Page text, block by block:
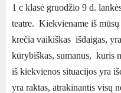
1 c klasė gruodžio 9 d.
teatre. Kiekviename iš
krečia vaikiškas išdaigas,
kūrybiškas, sumanus, kuris
iš kiekvienos situacijos yra
yra raktas, atrakinantis visų